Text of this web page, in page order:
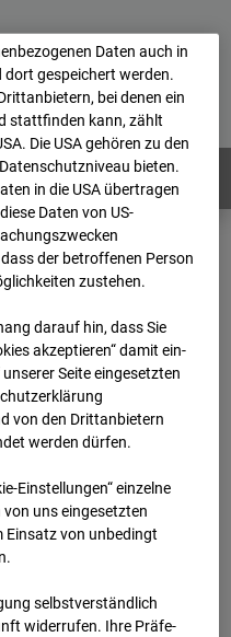
Login
-Cam5
Archiv
Stuttgart
Daten auch in
gespeichert werden.
bei denen ein
stattfinden kann, zählt
Die USA gehören zu den
bieten.
in die USA übertragen
Daten von US-
der betroffenen Person
zustehen.
darauf hin, dass Sie
akzeptieren“ damit ein­
Seite eingesetzten
von den Drittanbietern
werden dürfen.
Einstellungen“ einzelne
uns eingesetzten
Einsatz von unbedingt
selbstverständlich
widerrufen. Ihre Prä­fe­